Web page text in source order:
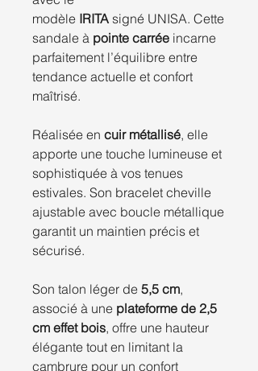
modèle IRITA signé UNISA. Cette
sandale à pointe carrée incarne
parfaitement l’équilibre entre
tendance actuelle et confort
maîtrisé.
Réalisée en cuir métallisé, elle
apporte une touche lumineuse et
sophistiquée à vos tenues
estivales. Son bracelet cheville
ajustable avec boucle métallique
garantit un maintien précis et
sécurisé.
Son talon léger de 5,5 cm,
associé à une plateforme de 2,5
cm effet bois, offre une hauteur
élégante tout en limitant la
cambrure pour un confort